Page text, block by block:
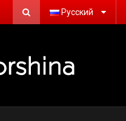
Русский